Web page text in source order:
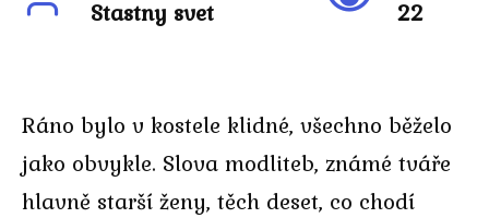
Stastny svet 22
Ráno bylo v kostele klidné, všechno běželo
jako obvykle. Slova modliteb, známé tváře
hlavně starší ženy, těch deset, co chodí